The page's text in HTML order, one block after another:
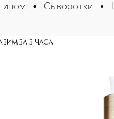
с эффектом
• Сыворотки •
ЗА 3 ЧАСА